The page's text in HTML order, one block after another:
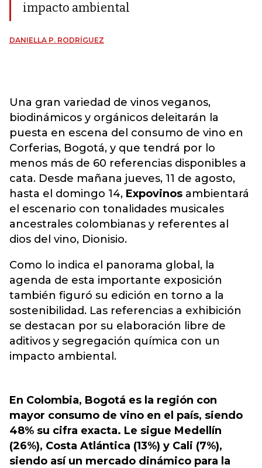
impacto ambiental
DANIELLA P. RODRÍGUEZ
Una gran variedad de vinos veganos,
biodinámicos y orgánicos deleitarán la
puesta en escena del consumo de vino en
Corferias, Bogotá, y que tendrá por lo
menos más de 60 referencias disponibles a
cata. Desde mañana jueves, 11 de agosto,
hasta el domingo 14, Expovinos ambientará
el escenario con tonalidades musicales
ancestrales colombianas y referentes al
dios del vino, Dionisio.
Como lo indica el panorama global, la
agenda de esta importante exposición
también figuró su edición en torno a la
sostenibilidad. Las referencias a exhibición
se destacan por su elaboración libre de
aditivos y segregación química con un
impacto ambiental.
En Colombia, Bogotá es la región con
mayor consumo de vino en el país, siendo
48% su cifra exacta. Le sigue Medellín
(26%), Costa Atlántica (13%) y Cali (7%),
siendo así un mercado dinámico para la